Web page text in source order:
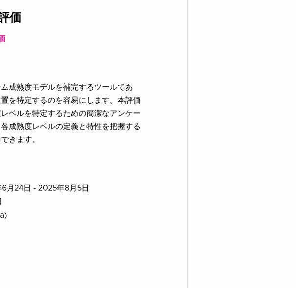
価
成熟度モデルを補完するツールであ
を特定するのを容易にします。本評価
ベルを特定するための簡潔なアンケー
成熟度レベルの定義と特性を把握する
きます。
月24日 - 2025年8月5日